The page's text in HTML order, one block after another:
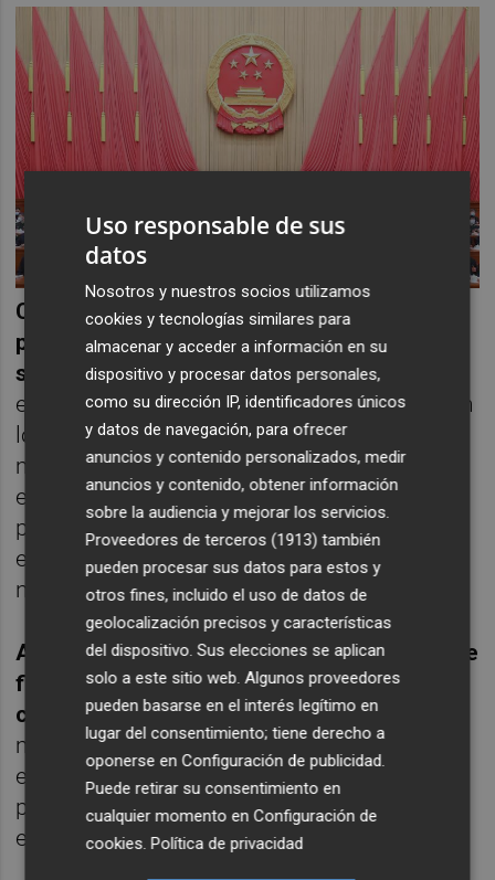
Creemos que las probabilidades de que se
produzca una crisis financiera sistémica
siguen siendo bajas. El apoyo político
específico prestado hasta la fecha, junto con
los signos incipientes de que la actividad
manufacturera mundial puede estar
evolucionando positivamente, puede
proporcionar un colchón suficiente para
evitar consecuencias cada vez más
negativas para la economía china.
Albergamos la esperanza de que ahora sí se
fijará una dirección clara para respaldar un
crecimiento sostenible, y de que se
mantendrá el apoyo a las políticas. Dicho
esto, desde nuestro punto de vista es poco
probable que se adopte un paquete de
estímulo masivo.
Uso responsable de sus
datos
Nosotros y nuestros socios utilizamos
cookies y tecnologías similares para
almacenar y acceder a información en su
dispositivo y procesar datos personales,
como su dirección IP, identificadores únicos
y datos de navegación, para ofrecer
anuncios y contenido personalizados, medir
anuncios y contenido, obtener información
sobre la audiencia y mejorar los servicios.
Proveedores de terceros (1913) también
pueden procesar sus datos para estos y
otros fines, incluido el uso de datos de
geolocalización precisos y características
del dispositivo. Sus elecciones se aplican
solo a este sitio web. Algunos proveedores
pueden basarse en el interés legítimo en
lugar del consentimiento; tiene derecho a
oponerse enConfiguración de publicidad.
Puede retirar su consentimiento en
cualquier momento enConfiguración de
cookies.Política de privacidad